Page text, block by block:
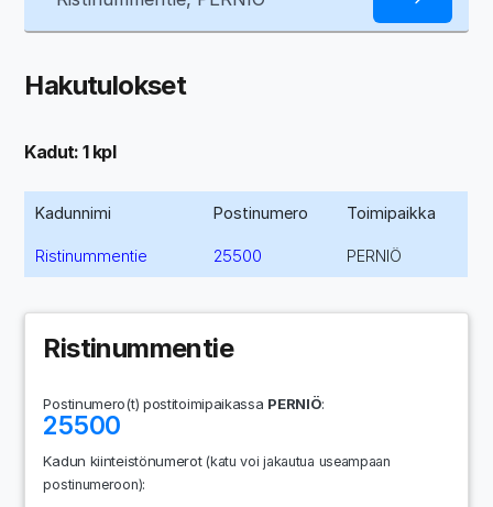
Hakutulokset
Kadut: 1 kpl
Kadunnimi Postinumero Toimipaikka
Ristinummentie 25500 PERNIÖ
Ristinummentie
Postinumero(t) postitoimipaikassa PERNIÖ:
25500
Kadun kiinteistönumerot(katu voi jakautua useampaan
postinumeroon):